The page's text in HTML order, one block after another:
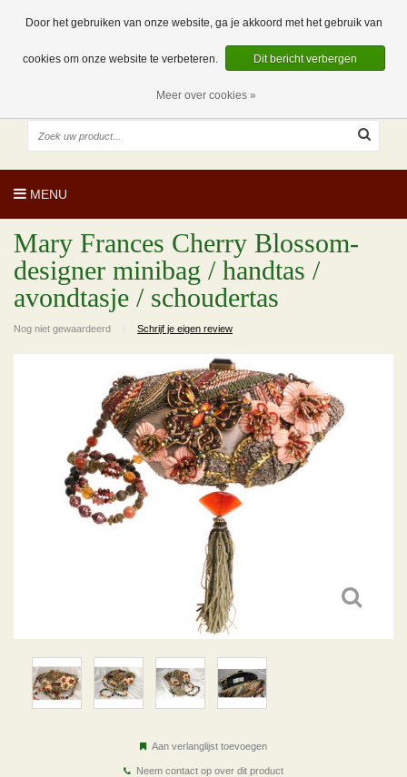
0 Artikelen
NL
EUR
MENU
Mary Frances Cherry Blossom-
designer minibag / handtas /
avondtasje / schoudertas
Nog niet gewaardeerd Schrijf je eigen review
Aan verlanglijst toevoegen
Neem contact op over dit product
Door het gebruiken van onze website, ga je akkoord met het gebruik van
cookies om onze website te verbeteren. Dit bericht verbergen
Meer over cookies »